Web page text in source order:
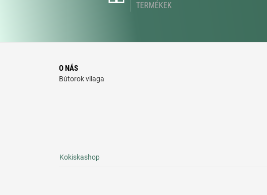
TERMÉKEK
O NÁS
Bútorok vilaga
Kokiskashop